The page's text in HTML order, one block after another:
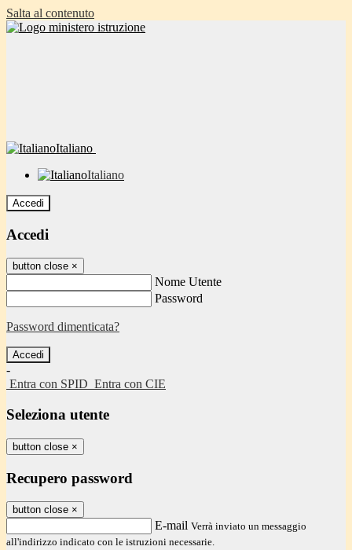
Salta al contenuto
Italiano
Italiano
Accedi
Accedi
button close ×
Nome Utente
Password
Password dimenticata?
-
Entra con SPID Entra con CIE
Seleziona utente
button close ×
Recupero password
button close ×
E-mail Verrà inviato un messaggio
all'indirizzo indicato con le istruzioni necessarie.